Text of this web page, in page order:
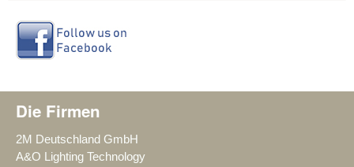
Die Firmen
2M Deutschland GmbH
A&O Lighting Technology